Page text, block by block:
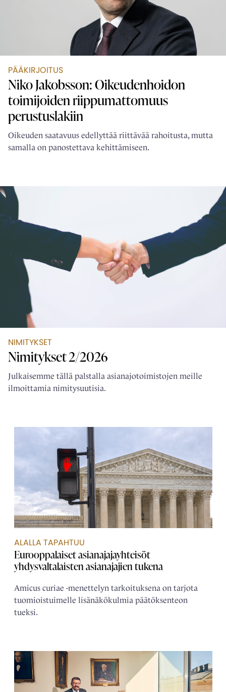
PÄÄKIRJOITUS
Niko Jakobsson: Oikeudenhoidon
toimijoiden ­riippumattomuus
perustuslakiin
Oikeuden saatavuus edellyttää riittävää rahoitusta, mutta
samalla on panostettava kehittämiseen.
NIMITYKSET
Nimitykset 2/2026
Julkaisemme tällä palstalla asianajotoimistojen meille
ilmoittamia nimitysuutisia.
ALALLA TAPAHTUU
Eurooppalaiset asianajaja­yhteisöt
yhdysvaltalaisten asianajajien tukena
Amicus curiae -menettelyn tarkoituksena on tarjota
tuomioistuimelle lisänäkökulmia päätöksenteon
tueksi.